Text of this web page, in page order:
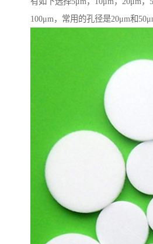
100μm，常用的孔径是20μm和